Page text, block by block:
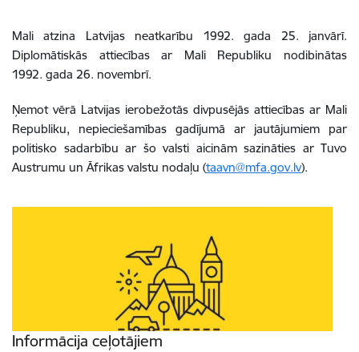
Mali atzina Latvijas neatkarību 1992. gada 25. janvārī.
Diplomātiskās attiecības ar Mali Republiku nodibinātas
1992. gada 26. novembrī.
Ņemot vērā Latvijas ierobežotās divpusējās attiecības ar Mali
Republiku, nepieciešamības gadījumā ar jautājumiem par
politisko sadarbību ar šo valsti aicinām sazināties ar Tuvo
Austrumu un Āfrikas valstu nodaļu (taavn@mfa.gov.lv).
Informācija ceļotājiem